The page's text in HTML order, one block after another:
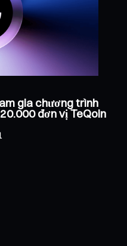
gia chương trình
đơn vị TeQoin